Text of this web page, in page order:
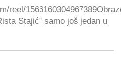
reel/
Stajić" samo još jedan u